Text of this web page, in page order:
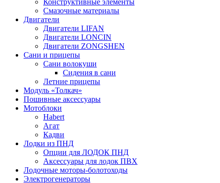
Конструктивные элементы
Смазочные материалы
Двигатели
Двигатели LIFAN
Двигатели LONCIN
Двигатели ZONGSHEN
Сани и прицепы
Сани волокуши
Сидения в сани
Летние прицепы
Модуль «Толкач»
Пошивные аксессуары
Мотоблоки
Habert
Агат
Кадви
Лодки из ПНД
Опции для ЛОДОК ПНД
Аксессуары для лодок ПВХ
Лодочные моторы-болотоходы
Электрогенераторы